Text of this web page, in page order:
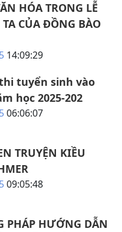
HÓA TRONG LỄ
CỦA ĐỒNG BÀO
14:09:29
tuyển sinh vào
học 2025-202
06:06:07
TRUYỆN KIỀU
09:05:48
PHÁP HƯỚNG DẪN